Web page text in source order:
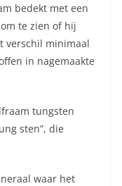
bedekt met een
te zien of hij
verschil minimaal
in nagemaakte
tungsten
sten”, die
waar het